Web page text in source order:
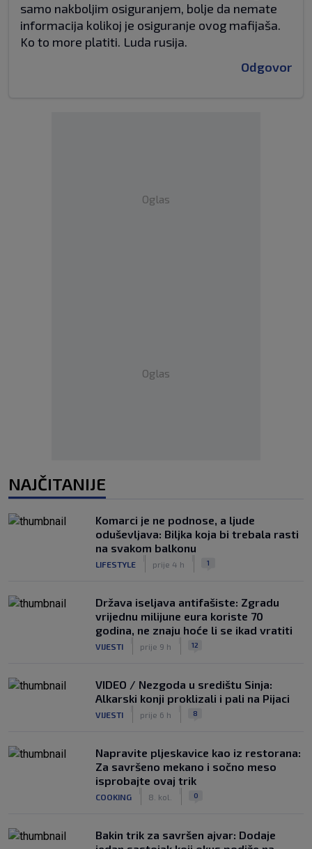
samo nakboljim osiguranjem, bolje da nemate
informacija kolikoj je osiguranje ovog mafijaša.
Ko to more platiti. Luda rusija.
Odgovor
Oglas
Oglas
NAJČITANIJE
Komarci je ne podnose, a ljude
oduševljava: Biljka koja bi trebala rasti
na svakom balkonu
LIFESTYLE prije 4 h 1
Država iseljava antifašiste: Zgradu
vrijednu milijune eura koriste 70
godina, ne znaju hoće li se ikad vratiti
VIJESTI prije 9 h 12
VIDEO / Nezgoda u središtu Sinja:
Alkarski konji proklizali i pali na Pijaci
VIJESTI prije 6 h 8
Napravite pljeskavice kao iz restorana:
Za savršeno mekano i sočno meso
isprobajte ovaj trik
COOKING 8. kol. 0
Bakin trik za savršen ajvar: Dodaje